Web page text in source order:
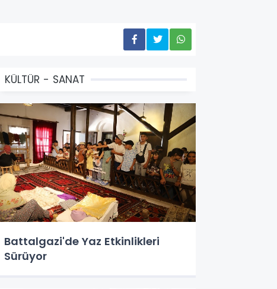
KÜLTÜR - SANAT
Battalgazi'de Yaz Etkinlikleri
Sürüyor